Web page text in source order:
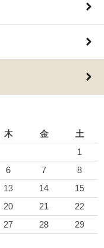
木 金
土
1
6 7
8
13 14
15
20 21
22
27 28
29